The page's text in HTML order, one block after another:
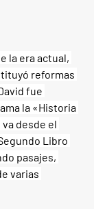
la era actual,
reformas
fue
la «Historia
desde el
Libro
pasajes,
varias